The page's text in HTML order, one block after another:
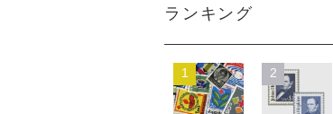
ランキング
1 2